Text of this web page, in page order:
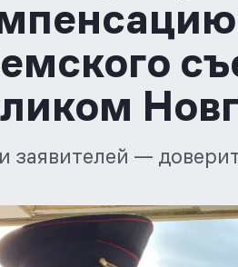
заявителей —